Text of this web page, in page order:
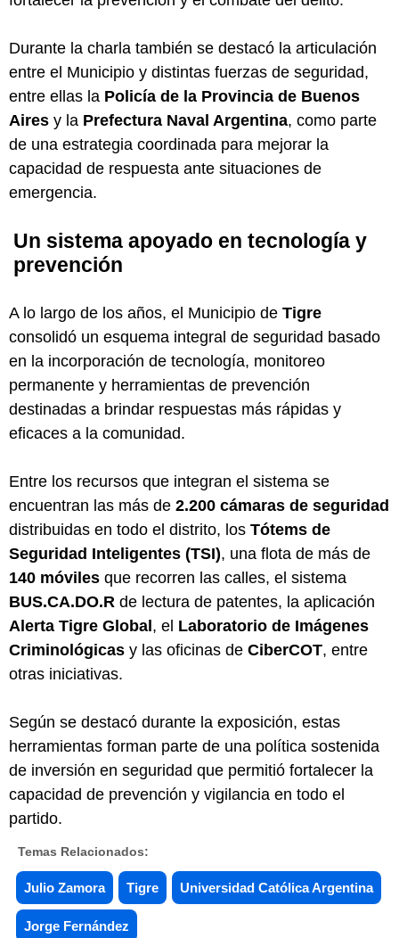
Durante la charla también se destacó la articulación
entre el Municipio y distintas fuerzas de seguridad,
entre ellas la Policía de la Provincia de Buenos
Aires y la Prefectura Naval Argentina, como parte
de una estrategia coordinada para mejorar la
capacidad de respuesta ante situaciones de
emergencia.
Un sistema apoyado en tecnología y
prevención
A lo largo de los años, el Municipio de Tigre
consolidó un esquema integral de seguridad basado
en la incorporación de tecnología, monitoreo
permanente y herramientas de prevención
destinadas a brindar respuestas más rápidas y
eficaces a la comunidad.
Entre los recursos que integran el sistema se
encuentran las más de 2.200 cámaras de seguridad
distribuidas en todo el distrito, los Tótems de
Seguridad Inteligentes (TSI), una flota de más de
140 móviles que recorren las calles, el sistema
BUS.CA.DO.R de lectura de patentes, la aplicación
Alerta Tigre Global, el Laboratorio de Imágenes
Criminológicas y las oficinas de CiberCOT, entre
otras iniciativas.
Según se destacó durante la exposición, estas
herramientas forman parte de una política sostenida
de inversión en seguridad que permitió fortalecer la
capacidad de prevención y vigilancia en todo el
partido.
Temas Relacionados:
Julio Zamora Tigre Universidad Católica Argentina
Jorge Fernández